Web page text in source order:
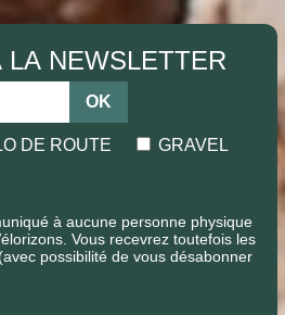
LA NEWSLETTER
OK
DE ROUTE
GRAVEL
à aucune personne physique
Vous recevrez toutefois les
possibilité de vous désabonner